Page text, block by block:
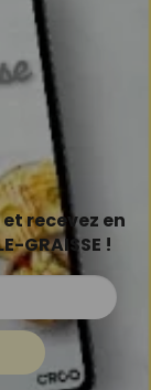
recevez en
GRAISSE !